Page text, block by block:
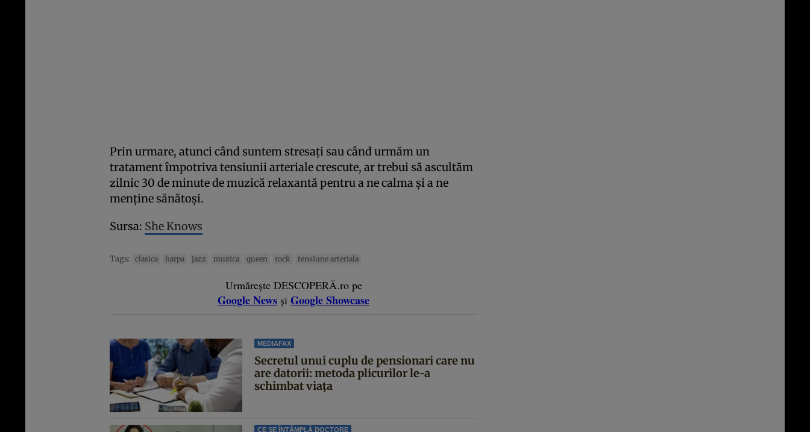
Prin urmare, atunci când suntem stresaţi sau când urmăm un
tratament împotriva tensiunii arteriale crescute, ar trebui să ascultăm
zilnic 30 de minute de muzică relaxantă pentru a ne calma şi a ne
menţine sănătoşi.
Sursa: She Knows
Tags: clasica harpa jazz muzica queen rock tensiune arteriala
Urmărește DESCOPERĂ.ro pe
Google News și Google Showcase
MEDIAFAX
Secretul unui cuplu de pensionari care nu
are datorii: metoda plicurilor le-a
schimbat viața
CE SE ÎNTÂMPLĂ DOCTORE